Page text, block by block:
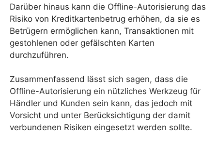
Darüber hinaus kann die Offline-Autorisierung das
Risiko von Kreditkartenbetrug erhöhen, da sie es
Betrügern ermöglichen kann, Transaktionen mit
gestohlenen oder gefälschten Karten
durchzuführen.
Zusammenfassend lässt sich sagen, dass die
Offline-Autorisierung ein nützliches Werkzeug für
Händler und Kunden sein kann, das jedoch mit
Vorsicht und unter Berücksichtigung der damit
verbundenen Risiken eingesetzt werden sollte.